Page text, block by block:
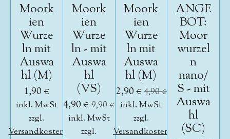
Moork
ien
Wurze
ln mit
Auswa
hl (M)
1,90 €
inkl. MwSt
zzgl.
Versandkosten
Moork
ien
Wurze
ln - mit
Auswa
hl
(VS)
4,90 € 9,90 €
inkl. MwSt
zzgl.
Moork
ien
Wurze
ln mit
Auswa
hl (M)
2,90 € 4,90 €
inkl. MwSt
zzgl.
Versandkosten
ANGE
BOT:
Moor
wurzel
n
nano/
S - mit
Auswa
hl
(SC)